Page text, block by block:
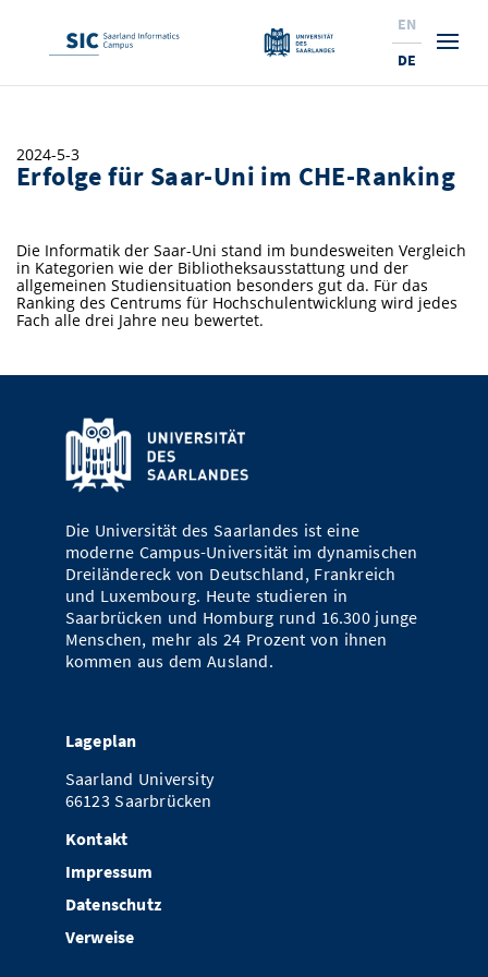
Interessierte & BewerberInnen
Angebote für SchülerInnen
10 Gründe für den SIC
Neu am SIC?
Aktuelle Semesterinfos
Beratung für Studierende
Lehrveranstaltungen & AnsprechpartnerInnen
Semestertermine & Klausuren
Prüfungsangelegenheiten
Service
Service und Support
ProfessorInnen
Stellenangebote
Bibliothek
Forschung
Forschungsinstitutionen
Ranking
Forschungsfelder
ProfessorInnen
Forschungsgruppen
Open Science/Open Access
Karrierewege
Promotion
Gründen & Investieren
Stellenangebote
Forschungshighlights
Termine, Vorträge und Veranstaltungen
Technologietransfer
Innovationsstandort
Expertise am SIC
Kooperieren & Investieren
Forschungsinstitutionen
News & Termine
Termine, Vorträge und Veranstaltungen
Pressemeldungen
IT-Themenabend
News
Über Uns
Saarland Informatics Campus
Standort
Forschungsinstitutionen
Ranking
Zahlen & Fakten
Marketing & Öffentlichkeitsarbeit
Pressespiegel
Preise, Auszeichnungen und Förderungen
Kontakt
SIC Merchandise
SIC Podcast
Kontakte & Anfahrt
Anfahrt
AnsprechpartnerInnen, Personen, Forschungsgruppen
Termine, Vorträge und Veranstaltungen
Alumni
EN
DE
2024-5-3
Erfolge für Saar-Uni im CHE-Ranking
Die Informatik der Saar-Uni stand im bundesweiten Vergleich
in Kategorien wie der Bibliotheksausstattung und der
allgemeinen Studiensituation besonders gut da. Für das
Ranking des Centrums für Hochschulentwicklung wird jedes
Fach alle drei Jahre neu bewertet.
Die Universität des Saarlandes ist eine
moderne Campus-Universität im dynamischen
Dreiländereck von Deutschland, Frankreich
und Luxembourg. Heute studieren in
Saarbrücken und Homburg rund 16.300 junge
Menschen, mehr als 24 Prozent von ihnen
kommen aus dem Ausland.
Lageplan
Saarland University
66123 Saarbrücken
Kontakt
Impressum
Datenschutz
Verweise